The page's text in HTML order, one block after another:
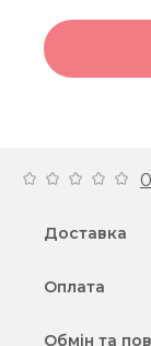
0
Доставка
Оплата
Обмін та